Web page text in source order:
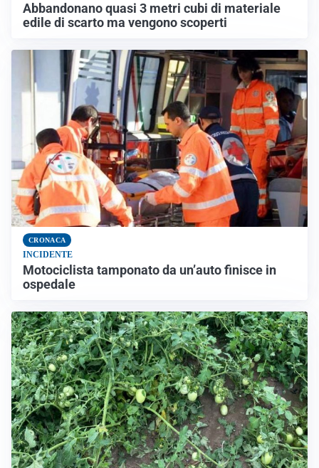
Abbandonano quasi 3 metri cubi di materiale
edile di scarto ma vengono scoperti
CRONACA
INCIDENTE
Motociclista tamponato da un’auto finisce in
ospedale